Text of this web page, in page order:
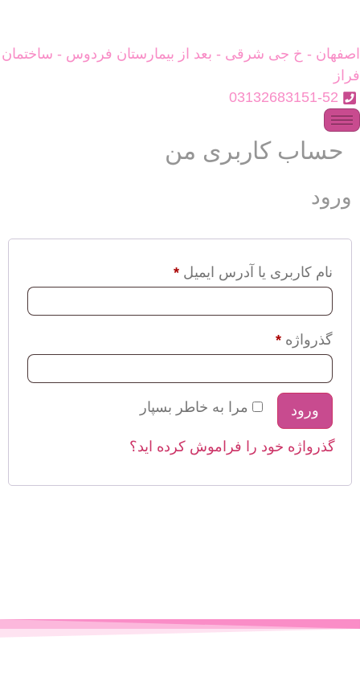
اصفهان - خ جی شرقی - بعد از بیمارستان فردوس - ساختمان
فراز
03132683151-52
حساب کاربری من
ورود
نام کاربری یا آدرس ایمیل *
گذرواژه *
مرا به خاطر بسپار ورود
گذرواژه خود را فراموش کرده اید؟